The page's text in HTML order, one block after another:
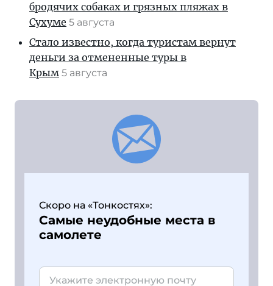
бродячих собаках и грязных пляжах в
Сухуме 5 августа
Стало известно, когда туристам вернут
деньги за отмененные туры в
Крым 5 августа
Скоро на «Тонкостях»:
Самые неудобные места в
самолете